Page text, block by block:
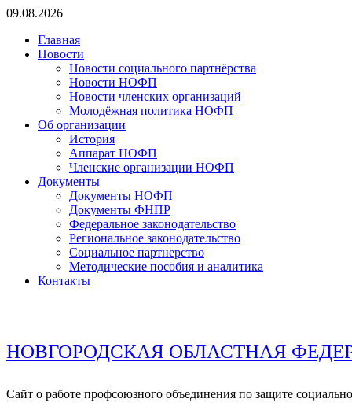
Перейти
содержимому
09.08.2026
Главная
Новости
Новости социального партнёрства
Новости НОФП
Новости членских организаций
Молодёжная политика НОФП
Об организации
История
Аппарат НОФП
Членские организации НОФП
Документы
Документы НОФП
Документы ФНПР
Федеральное законодательство
Региональное законодательство
Социальное партнерство
Методические пособия и аналитика
Контакты
НОВГОРОДСКАЯ ОБЛАСТНАЯ
Сайт о работе профсоюзного объединения по защите